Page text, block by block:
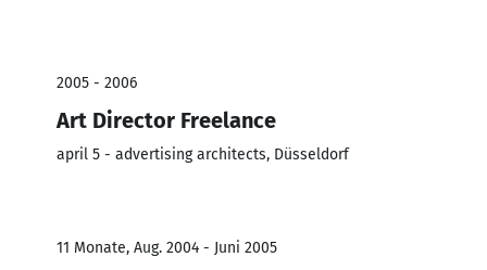
2005 - 2006
Art Director Freelance
april 5 - advertising architects, Düsseldorf
11 Monate, Aug. 2004 - Juni 2005